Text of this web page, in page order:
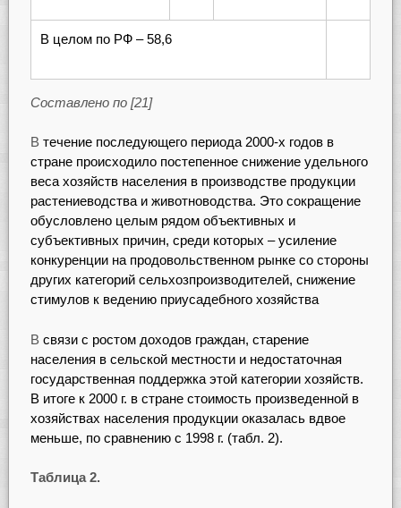
В целом по РФ – 58,6
Составлено по [21]
В течение последующего периода 2000-х годов в
стране происходило постепенное снижение удельного
веса хозяйств населения в производстве продукции
растениеводства и животноводства. Это сокращение
обусловлено целым рядом объективных и
субъективных причин, среди которых – усиление
конкуренции на продовольственном рынке со стороны
других категорий сельхозпроизводителей, снижение
стимулов к ведению приусадебного хозяйства
В связи с ростом доходов граждан, старение
населения в сельской местности и недостаточная
государственная поддержка этой категории хозяйств.
В итоге к 2000 г. в стране стоимость произведенной в
хозяйствах населения продукции оказалась вдвое
меньше, по сравнению с 1998 г. (табл. 2).
Таблица 2.